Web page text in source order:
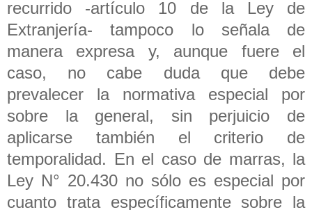
recurrido -artículo 10 de la Ley de
Extranjería- tampoco lo señala de
manera expresa y, aunque fuere el
caso, no cabe duda que debe
prevalecer la normativa especial por
sobre la general, sin perjuicio de
aplicarse también el criterio de
temporalidad. En el caso de marras, la
Ley N° 20.430 no sólo es especial por
cuanto trata específicamente sobre la